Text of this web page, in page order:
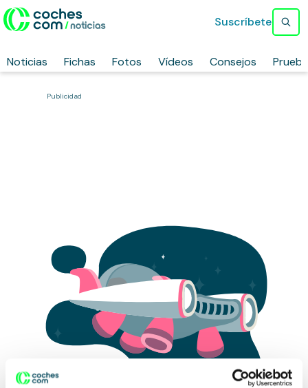
Noticias Fichas Fotos Vídeos Consejos
Suscríbete
Publicidad